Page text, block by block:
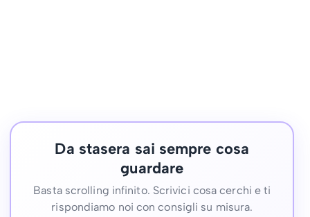
Da stasera sai sempre cosa
guardare
Basta scrolling infinito. Scrivici cosa cerchi e ti
rispondiamo noi con consigli su misura.